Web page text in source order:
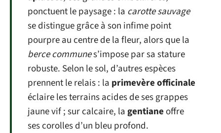
ponctuent le paysage : la carotte sauvage
se distingue grâce à son infime point
pourpre au centre de la fleur, alors que la
berce communes’impose par sa stature
robuste. Selon le sol, d’autres espèces
prennent le relais : la primevère officinale
éclaire les terrains acides de ses grappes
jaune vif ; sur calcaire, lagentiane offre
ses corolles d’un bleu profond.